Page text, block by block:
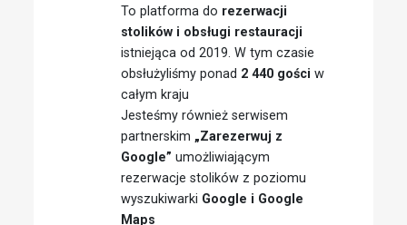
To platforma do rezerwacji
stolików i obsługi restauracji
istniejąca od 2019. W tym czasie
obsłużyliśmy ponad 2 440 gości w
całym kraju
Jesteśmy również serwisem
partnerskim „Zarezerwuj z
Google” umożliwiającym
rezerwacje stolików z poziomu
wyszukiwarki Google i Google
Maps